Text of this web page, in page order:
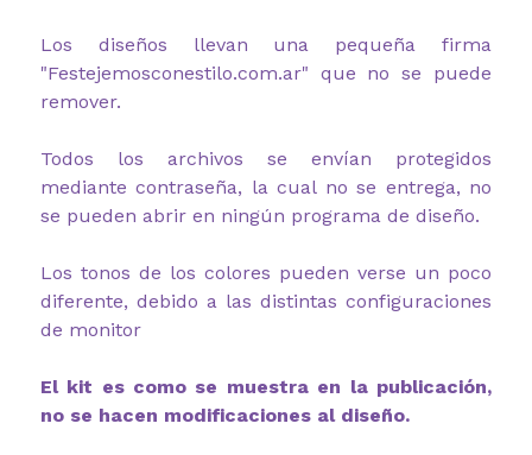
Los diseños llevan una pequeña firma
"Festejemosconestilo.com.ar" que no se puede
remover.
Todos los archivos se envían protegidos
mediante contraseña, la cual no se entrega, no
se pueden abrir en ningún programa de diseño.
Los tonos de los colores pueden verse un poco
diferente, debido a las distintas configuraciones
de monitor
El kit es como se muestra en la publicación,
no se hacen modificaciones al diseño.